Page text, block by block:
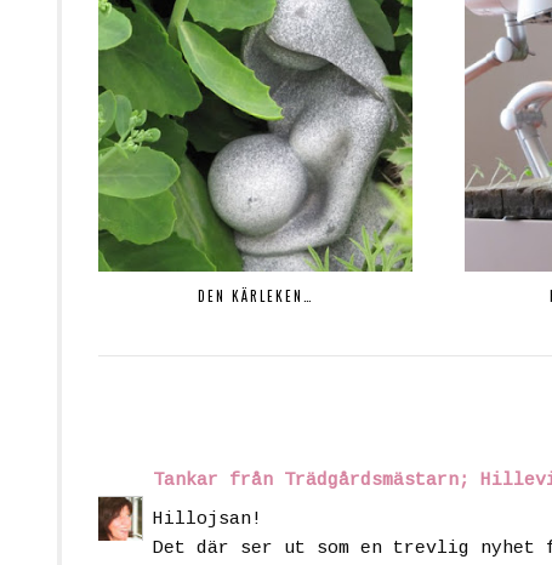
DEN KÄRLEKEN…
Tankar från Trädgårdsmästarn;
Hillojsan!
Det där ser ut som en trevlig nyhet